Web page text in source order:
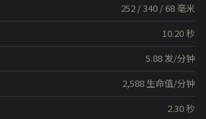
252 /340 / 68 毫米
10.20 秒
5.88 发/分钟
2,588 生命值/分钟
2.30 秒